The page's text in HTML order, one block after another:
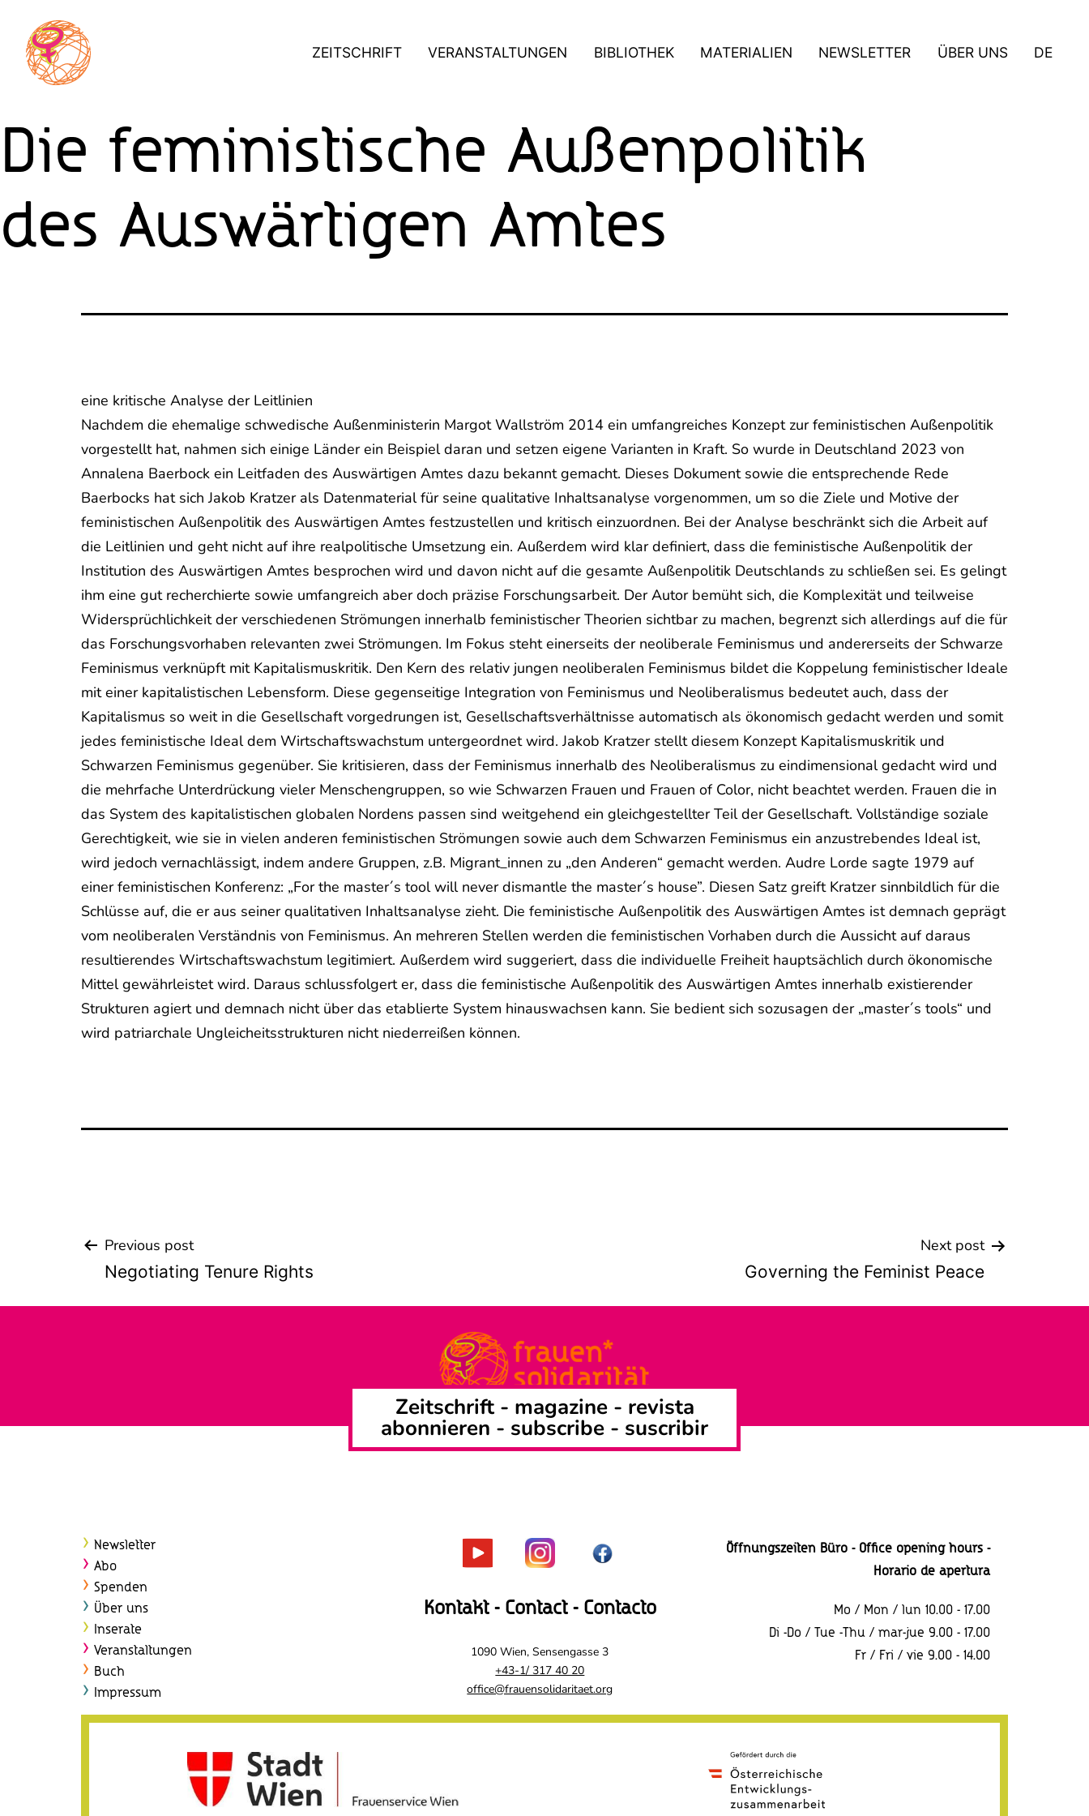
content
ZEITSCHRIFT VERANSTALTUNGEN BIBLIOTHEK MATERIALIEN NEWSLETTER ÜBER UNS DE
Die feministische Außenpolitik
des Auswärtigen Amtes
eine kritische Analyse der Leitlinien
Nachdem die ehemalige schwedische Außenministerin Margot Wallström 2014 ein umfangreiches Konzept zur feministischen Außenpolitik
vorgestellt hat, nahmen sich einige Länder ein Beispiel daran und setzen eigene Varianten in Kraft. So wurde in Deutschland 2023 von
Annalena Baerbock ein Leitfaden des Auswärtigen Amtes dazu bekannt gemacht. Dieses Dokument sowie die entsprechende Rede
Baerbocks hat sich Jakob Kratzer als Datenmaterial für seine qualitative Inhaltsanalyse vorgenommen, um so die Ziele und Motive der
feministischen Außenpolitik des Auswärtigen Amtes festzustellen und kritisch einzuordnen. Bei der Analyse beschränkt sich die Arbeit auf
die Leitlinien und geht nicht auf ihre realpolitische Umsetzung ein. Außerdem wird klar definiert, dass die feministische Außenpolitik der
Institution des Auswärtigen Amtes besprochen wird und davon nicht auf die gesamte Außenpolitik Deutschlands zu schließen sei. Es gelingt
ihm eine gut recherchierte sowie umfangreich aber doch präzise Forschungsarbeit. Der Autor bemüht sich, die Komplexität und teilweise
Widersprüchlichkeit der verschiedenen Strömungen innerhalb feministischer Theorien sichtbar zu machen, begrenzt sich allerdings auf die für
das Forschungsvorhaben relevanten zwei Strömungen. Im Fokus steht einerseits der neoliberale Feminismus und andererseits der Schwarze
Feminismus verknüpft mit Kapitalismuskritik. Den Kern des relativ jungen neoliberalen Feminismus bildet die Koppelung feministischer Ideale
mit einer kapitalistischen Lebensform. Diese gegenseitige Integration von Feminismus und Neoliberalismus bedeutet auch, dass der
Kapitalismus so weit in die Gesellschaft vorgedrungen ist, Gesellschaftsverhältnisse automatisch als ökonomisch gedacht werden und somit
jedes feministische Ideal dem Wirtschaftswachstum untergeordnet wird. Jakob Kratzer stellt diesem Konzept Kapitalismuskritik und
Schwarzen Feminismus gegenüber. Sie kritisieren, dass der Feminismus innerhalb des Neoliberalismus zu eindimensional gedacht wird und
die mehrfache Unterdrückung vieler Menschengruppen, so wie Schwarzen Frauen und Frauen of Color, nicht beachtet werden. Frauen die in
das System des kapitalistischen globalen Nordens passen sind weitgehend ein gleichgestellter Teil der Gesellschaft. Vollständige soziale
Gerechtigkeit, wie sie in vielen anderen feministischen Strömungen sowie auch dem Schwarzen Feminismus ein anzustrebendes Ideal ist,
wird jedoch vernachlässigt, indem andere Gruppen, z.B. Migrant_innen zu „den Anderen“ gemacht werden. Audre Lorde sagte 1979 auf
einer feministischen Konferenz: „For the master´s tool will never dismantle the master´s house”. Diesen Satz greift Kratzer sinnbildlich für die
Schlüsse auf, die er aus seiner qualitativen Inhaltsanalyse zieht. Die feministische Außenpolitik des Auswärtigen Amtes ist demnach geprägt
vom neoliberalen Verständnis von Feminismus. An mehreren Stellen werden die feministischen Vorhaben durch die Aussicht auf daraus
resultierendes Wirtschaftswachstum legitimiert. Außerdem wird suggeriert, dass die individuelle Freiheit hauptsächlich durch ökonomische
Mittel gewährleistet wird. Daraus schlussfolgert er, dass die feministische Außenpolitik des Auswärtigen Amtes innerhalb existierender
Strukturen agiert und demnach nicht über das etablierte System hinauswachsen kann. Sie bedient sich sozusagen der „master´s tools“ und
wird patriarchale Ungleicheitsstrukturen nicht niederreißen können.
Beitrags-
Previous post
Negotiating Tenure Rights
Next post
Governing the Feminist Peace
Zeitschrift - magazine - revista
abonnieren - subscribe - suscribir
Newsletter
Abo
Spenden
Über uns
Inserate
Veranstaltungen
Buch
Impressum
Kontakt - Contact - Contacto
1090 Wien, Sensengasse 3
+43-1/ 317 40 20
office@frauensolidaritaet.org
Öffnungszeiten Büro - Office opening hours -
Horario de apertura
Mo / Mon / lun 10.00 - 17.00
Di -Do / Tue -Thu / mar-jue 9.00 - 17.00
Fr / Fri / vie 9.00 - 14.00